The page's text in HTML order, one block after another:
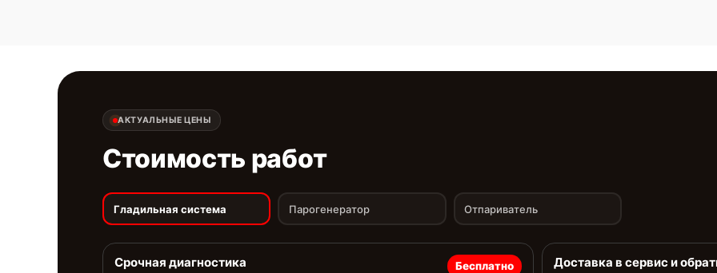
АКТУАЛЬНЫЕ ЦЕНЫ
Стоимость работ
Гладильная система Парогенератор Отпариватель
Срочная диагностика Бесплатно Доставка в сервис и